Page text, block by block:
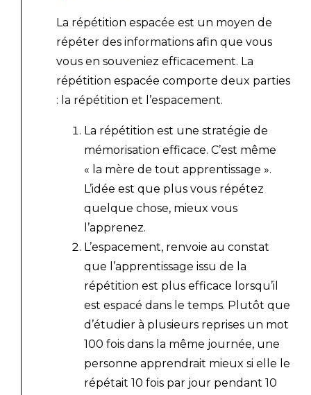
La répétition espacée est un moyen de
répéter des informations afin que vous
vous en souveniez efficacement. La
répétition espacée comporte deux parties
: la répétition et l’espacement.
La répétition est une stratégie de
mémorisation efficace. C’est même
« la mère de tout apprentissage ».
L’idée est que plus vous répétez
quelque chose, mieux vous
l’apprenez.
L’espacement, renvoie au constat
que l’apprentissage issu de la
répétition est plus efficace lorsqu’il
est espacé dans le temps. Plutôt que
d’étudier à plusieurs reprises un mot
100 fois dans la même journée, une
personne apprendrait mieux si elle le
répétait 10 fois par jour pendant 10